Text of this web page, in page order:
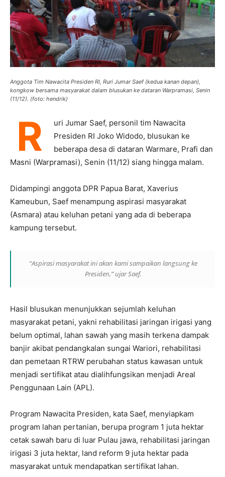
Anggota Tim Nawacita Presiden RI, Ruri Jumar Saef (kedua kanan depan),
kongkow bersama masyarakat dalam blusukan ke dataran Warpramasi, Senin
(11/12). (foto: hendrik)
R
uri Jumar Saef, personil tim Nawacita
Presiden RI Joko Widodo, blusukan ke
beberapa desa di dataran Warmare, Prafi dan
Masni (Warpramasi), Senin (11/12) siang hingga malam.
Didampingi anggota DPR Papua Barat, Xaverius
Kameubun, Saef menampung aspirasi masyarakat
(Asmara) atau keluhan petani yang ada di beberapa
kampung tersebut.
“Aspirasi masyarakat ini akan kami sampaikan langsung ke
Presiden,” ujar Saef.
Hasil blusukan menunjukkan sejumlah keluhan
masyarakat petani, yakni rehabilitasi jaringan irigasi yang
belum optimal, lahan sawah yang masih terkena dampak
banjir akibat pendangkalan sungai Wariori, rehabilitasi
dan pemetaan RTRW perubahan status kawasan untuk
menjadi sertifikat atau dialihfungsikan menjadi Areal
Penggunaan Lain (APL).
Program Nawacita Presiden, kata Saef, menyiapkam
program lahan pertanian, berupa program 1 juta hektar
cetak sawah baru di luar Pulau jawa, rehabilitasi jaringan
irigasi 3 juta hektar, land reform 9 juta hektar pada
masyarakat untuk mendapatkan sertifikat lahan.